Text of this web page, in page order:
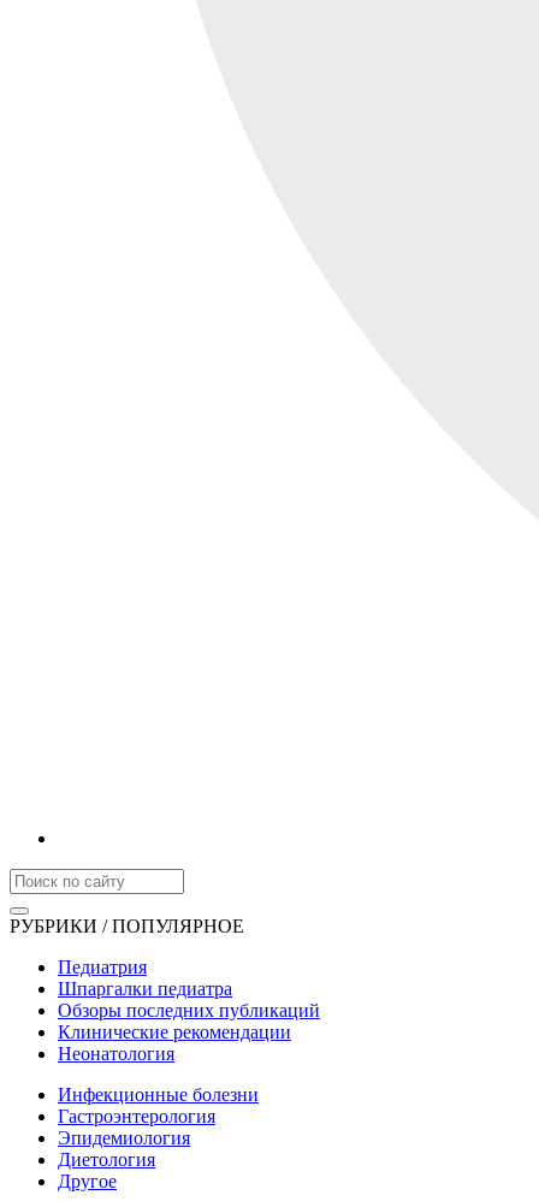
РУБРИКИ / ПОПУЛЯРНОЕ
Педиатрия
Шпаргалки педиатра
Обзоры последних публикаций
Клинические рекомендации
Неонатология
Инфекционные болезни
Гастроэнтерология
Эпидемиология
Диетология
Другое